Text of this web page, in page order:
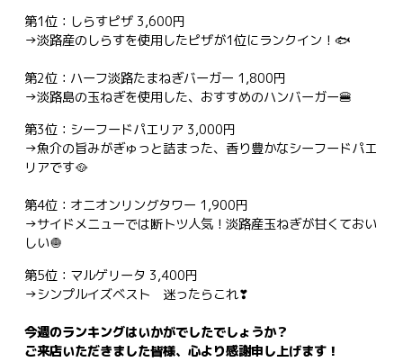
第1位：しらすピザ 3,600円
→淡路産のしらすを使用したピザが1位にランクイン！🐟
第2位：ハーフ淡路たまねぎバーガー 1,800円
→淡路島の玉ねぎを使用した、おすすめのハンバーガー🍔
第3位：シーフードパエリア 3,000円
→魚介の旨みがぎゅっと詰まった、香り豊かなシーフードパエ
リアです🥘
第4位：オニオンリングタワー 1,900円
→サイドメニューでは断トツ人気！淡路産玉ねぎが甘くておい
しい🧅
第5位：マルゲリータ 3,400円
→シンプルイズベスト 迷ったらこれ❣
今週のランキングはいかがでしたでしょうか？
ご来店いただきました皆様、心より感謝申し上げます！